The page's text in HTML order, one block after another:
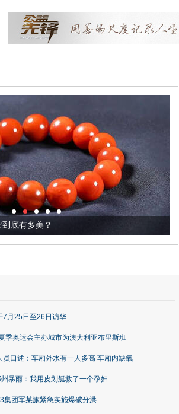
底有多美？
7月25日至26日访华
季奥运会主办城市为澳大利亚布里斯班
员口述：车厢外水有一人多高 车厢内缺氧
暴雨：我用皮划艇救了一个孕妇
集团军某旅紧急实施爆破分洪